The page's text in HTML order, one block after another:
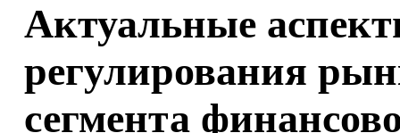
Актуальные
регулирования
сегмента